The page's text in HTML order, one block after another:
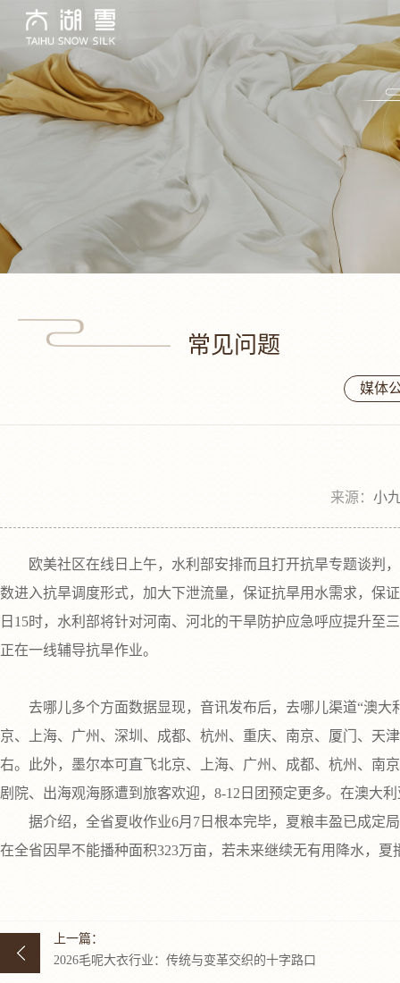
常见问题
媒体
来源： 小
欧美社区在线日上午，水利部安排而且打开抗旱专题谈判，
数进入抗旱调度形式，加大下泄流量，保证抗旱用水需求，保
日15时，水利部将针对河南、河北的干旱防护应急呼应提升
正在一线辅导抗旱作业。
去哪儿多个方面数据显现，音讯发布后，去哪儿渠道“澳大
京、上海、广州、深圳、成都、杭州、重庆、南京、厦门、天
右。此外，墨尔本可直飞北京、上海、广州、成都、杭州、南
剧院、出海观海豚遭到旅客欢迎，8-12日团预定更多。在澳大
据介绍，全省夏收作业6月7日根本完毕，夏粮丰盈已成定局
在全省因旱不能播种面积323万亩，若未来继续无有用降水，夏
上一篇：
2026毛呢大衣行业：传统与变革交织的十字路口